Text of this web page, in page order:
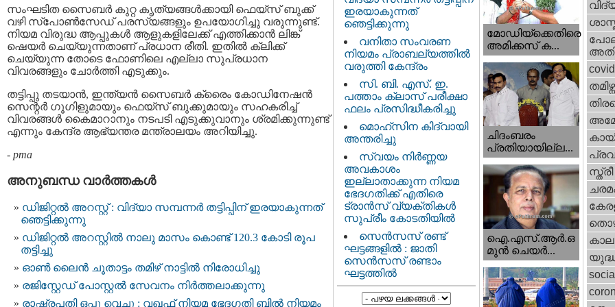
സംഘടിത സൈബര്‍ കുറ്റ കൃത്യങ്ങള്‍ക്കായി ഫെയ്‌സ് ബുക്ക്
വഴി സ്‌പോണ്‍സേഡ് പരസ്യങ്ങളും ഉപയോഗിച്ചു വരുന്നുണ്ട്.
നിയമ വിരുദ്ധ ആപ്പുകള്‍ ആളുകളിലേക്ക് എത്തിക്കാന്‍ ലിങ്ക്
ഷെയര്‍ ചെയ്യുന്നതാണ് പ്രധാന രീതി. ഇതില്‍ ക്ലിക്ക്
ചെയ്യുന്ന തോടെ ഫോണിലെ എല്ലാ സുപ്രധാന
വിവരങ്ങളും ചോർത്തി എടുക്കും.
തട്ടിപ്പു തടയാന്‍, ഇന്ത്യന്‍ സൈബര്‍ ക്രൈം കോഡിനേഷന്‍
സെന്റര്‍ ഗൂഗിളുമായും ഫെയ്‌സ് ബുക്കുമായും സഹകരിച്ച്
വിവരങ്ങള്‍ കൈമാറാനും നടപടി എടുക്കുവാനും ശ്രമിക്കുന്നുണ്ട്
എന്നും കേന്ദ്ര ആഭ്യന്തര മന്ത്രാലയം അറിയിച്ചു.
- pma
അനുബന്ധ വാര്‍ത്തകള്‍
ഡിജിറ്റൽ അറസ്റ്റ് : വിദ്യാ സമ്പന്നർ തട്ടിപ്പിന്‌ ഇരയാകുന്നത്‌
ഞെട്ടിക്കുന്നു
ഡിജിറ്റല്‍ അറസ്റ്റില്‍ നാലു മാസം കൊണ്ട് 120.3 കോടി രൂപ
തട്ടിച്ചു
ഓണ്‍ ലൈന്‍ ചൂതാട്ടം തമിഴ് നാട്ടില്‍ നിരോധിച്ചു
രജിസ്റ്റേഡ് പോസ്റ്റല്‍ സേവനം നിര്‍ത്തലാക്കുന്നു
രാഷ്ട്രപതി ഒപ്പു വെച്ചു : വഖഫ് നിയമ ഭേദഗതി ബില്‍ നിയമം
ഇരയാകുന്നത്‌
ഞെട്ടിക്കുന്നു
വനിതാ സംവരണ
നിയമം പ്രാബല്യത്തിൽ
വരുത്തി കേന്ദ്രം
സി. ബി. എസ്. ഇ.
പത്താം ക്ലാസ് പരീക്ഷാ
ഫലം പ്രസിദ്ധീകരിച്ചു
മൊഹ്‌സിന കിദ്വായി
അന്തരിച്ചു
സ്വയം നിർണ്ണയ
അവകാശം
ഇല്ലാതാക്കുന്ന നിയമ
ഭേദഗതിക്ക് എതിരെ
ട്രാൻസ് വ്യക്തികൾ
സുപ്രീം കോടതിയിൽ
സെന്‍സസ് രണ്ട്
ഘട്ടങ്ങളിൽ : ജാതി
സെന്‍സസ് രണ്ടാം
ഘട്ടത്തിൽ
മോഡിയ്ക്കെതിരെ
അമിക്കസ് ക...
ചിദംബരം
പ്രതിയായില്ല...
ഐ.എസ്.ആര്‍.ഒ
മുന്‍ ചെയര്‍...